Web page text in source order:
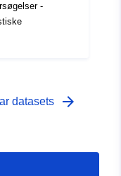
1995
-
datasets arrow_forward